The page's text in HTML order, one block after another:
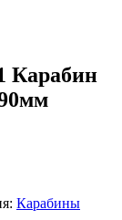
Карабин
Карабины